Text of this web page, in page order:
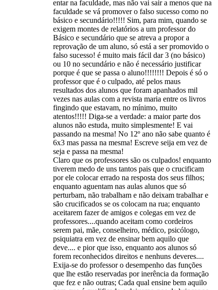
entar na faculdade, mas não vai sair a menos que na
faculdade se vá promover o falso sucesso como no
básico e secundário!!!!! Sim, para mim, quando se
exigem montes de relatórios a um professor do
Básico e secundário que se atreva a propor a
reprovação de um aluno, só está a ser promovido o
falso sucesso! é muito mais fácil dar 3 (no básico)
ou 10 no secundário e não é necessário justificar
porque é que se passa o aluno!!!!!!!! Depois é só o
professor que é o culpado, até pelos maus
resultados dos alunos que foram apanhados mil
vezes nas aulas com a revista maria entre os livros
fingindo que estavam, no mínimo, muito
atentos!!!!! Diga-se a verdade: a maior parte dos
alunos não estuda, muito simplesmente! E vai
passando na mesma! No 12º ano não sabe quanto é
6x3 mas passa na mesma! Escreve seija em vez de
seja e passa na mesma!
Claro que os professores são os culpados! enquanto
tiverem medo de uns tantos pais que o crucificam
por ele colocar errado na resposta dos seus filhos;
enquanto aguentam nas aulas alunos que só
perturbam, não trabalham e não deixam trabalhar e
são crucificados se os colocam na rua; enquanto
aceitarem fazer de amigos e colegas em vez de
professores....quando aceitam como cordeiros
serem pai, mãe, conselheiro, médico, psicólogo,
psiquiatra em vez de ensinar bem aquilo que
deve.... e pior que isso, enquanto aos alunos só
forem reconhecidos direitos e nenhuns deveres....
Exija-se do professor o desempenho das funções
que lhe estão reservadas por inerência da formação
que fez e não outras; Cada qual ensine bem aquilo